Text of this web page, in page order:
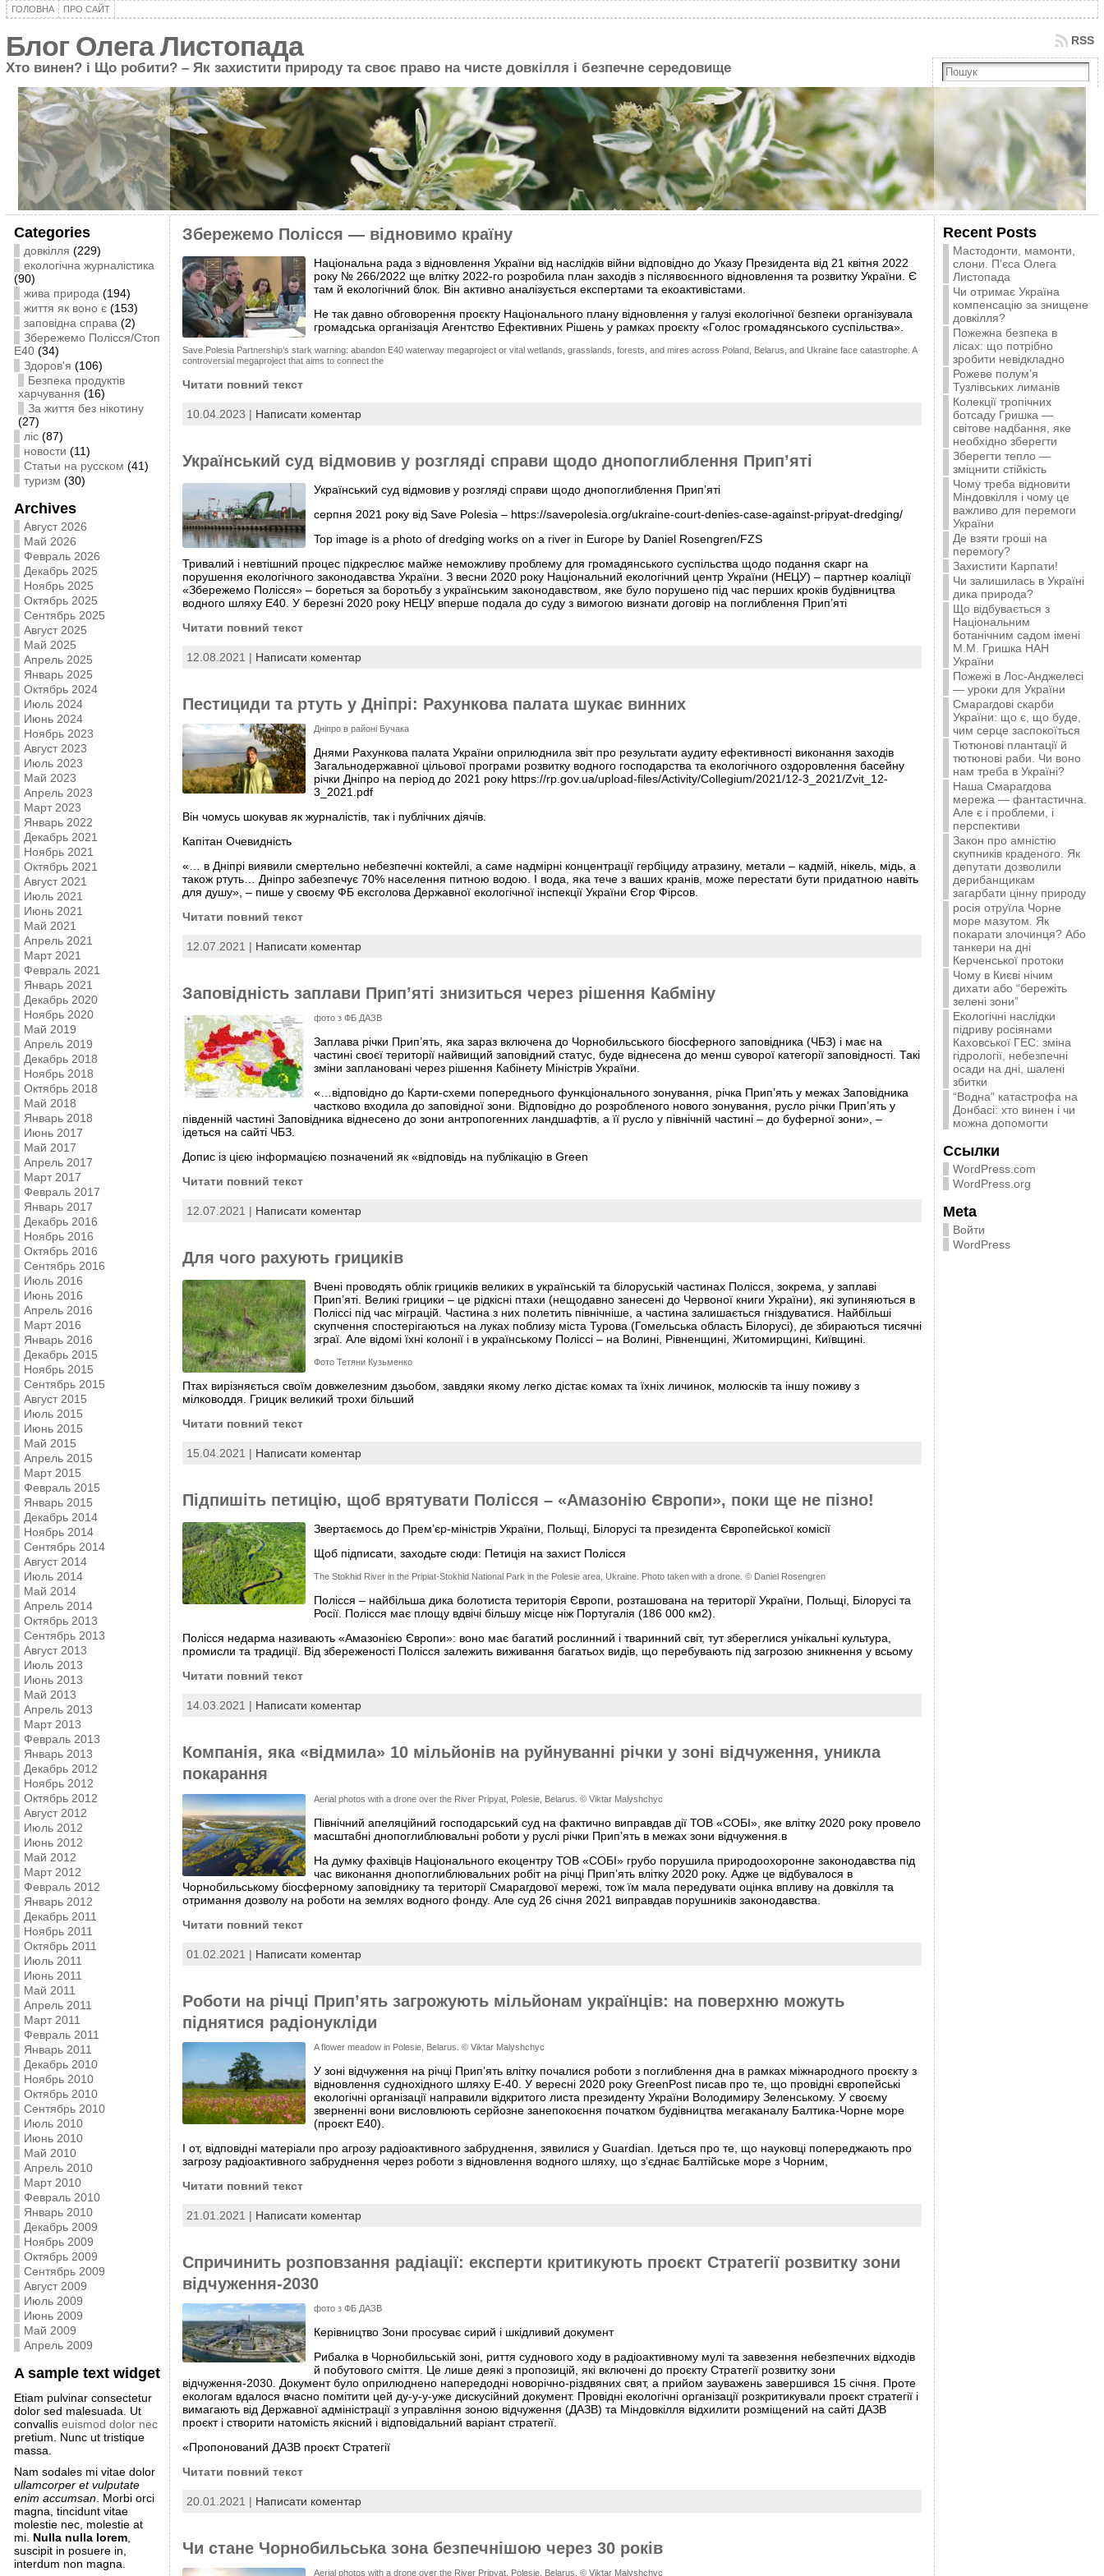
ГОЛОВНА ПРО САЙТ
Блог Олега Листопада
Хто винен? і Що робити? – Як захистити природу та своє право на чисте довкілля і безпечне середовище
RSS
Categories
довкілля (229)
екологічна журналістика
(90)
жива природа (194)
життя як воно є(153)
заповідна справа (2)
Збережемо Полісся/Стоп
Е40(34)
Здоров'я (106)
Безпека продуктів
харчування (16)
За життя без нікотину
(27)
ліс(87)
новости (11)
Статьи на русском (41)
туризм (30)
Archives
Август 2026
Май 2026
Февраль 2026
Декабрь 2025
Ноябрь 2025
Октябрь 2025
Сентябрь 2025
Август 2025
Май 2025
Апрель 2025
Январь 2025
Октябрь 2024
Июль 2024
Июнь 2024
Ноябрь 2023
Август 2023
Июль 2023
Май 2023
Апрель 2023
Март 2023
Январь 2022
Декабрь 2021
Ноябрь 2021
Октябрь 2021
Август 2021
Июль 2021
Июнь 2021
Май 2021
Апрель 2021
Март 2021
Февраль 2021
Январь 2021
Декабрь 2020
Ноябрь 2020
Май 2019
Апрель 2019
Декабрь 2018
Ноябрь 2018
Октябрь 2018
Май 2018
Январь 2018
Июнь 2017
Май 2017
Апрель 2017
Март 2017
Февраль 2017
Январь 2017
Декабрь 2016
Ноябрь 2016
Октябрь 2016
Сентябрь 2016
Июль 2016
Июнь 2016
Апрель 2016
Март 2016
Январь 2016
Декабрь 2015
Ноябрь 2015
Сентябрь 2015
Август 2015
Июль 2015
Июнь 2015
Май 2015
Апрель 2015
Март 2015
Февраль 2015
Январь 2015
Декабрь 2014
Ноябрь 2014
Сентябрь 2014
Август 2014
Июль 2014
Май 2014
Апрель 2014
Октябрь 2013
Сентябрь 2013
Август 2013
Июль 2013
Июнь 2013
Май 2013
Апрель 2013
Март 2013
Февраль 2013
Январь 2013
Декабрь 2012
Ноябрь 2012
Октябрь 2012
Август 2012
Июль 2012
Июнь 2012
Май 2012
Март 2012
Февраль 2012
Январь 2012
Декабрь 2011
Ноябрь 2011
Октябрь 2011
Июль 2011
Июнь 2011
Май 2011
Апрель 2011
Март 2011
Февраль 2011
Январь 2011
Декабрь 2010
Ноябрь 2010
Октябрь 2010
Сентябрь 2010
Июль 2010
Июнь 2010
Май 2010
Апрель 2010
Март 2010
Февраль 2010
Январь 2010
Декабрь 2009
Ноябрь 2009
Октябрь 2009
Сентябрь 2009
Август 2009
Июль 2009
Июнь 2009
Май 2009
Апрель 2009
A sample text widget
Etiam pulvinar consectetur
dolor sed malesuada. Ut
convallis euismod dolor nec
pretium. Nunc ut tristique
massa.
Nam sodales mi vitae dolor
ullamcorper et vulputate
enim accumsan. Morbi orci
magna, tincidunt vitae
molestie nec, molestie at
mi. Nulla nulla lorem,
suscipit in posuere in,
interdum non magna.
Збережемо Полісся — відновимо країну
Національна рада з відновлення України від наслідків війни відповідно до Указу Президента від 21 квітня 2022
року № 266/2022 ще влітку 2022-го розробила план заходів з післявоєнного відновлення та розвитку України. Є
там й екологічний блок. Він активно аналізується експертами та екоактивістами.
Не так давно обговорення проєкту Національного плану відновлення у галузі екологічної безпеки організувала
громадська організація Агентство Ефективних Рішень у рамках проєкту «Голос громадянського суспільства».
Save Polesia Partnership’s stark warning: abandon E40 waterway megaproject or vital wetlands, grasslands, forests, and mires across Poland, Belarus, and Ukraine face catastrophe. A
controversial megaproject that aims to connect the
Читати повний текст
10.04.2023 | Написати коментар
Український суд відмовив у розгляді справи щодо днопоглиблення Прип’яті
Український суд відмовив у розгляді справи щодо днопоглиблення Прип’яті
серпня 2021 року від Save Polesia – https://savepolesia.org/ukraine-court-denies-case-against-pripyat-dredging/
Top image is a photo of dredging works on a river in Europe by Daniel Rosengren/FZS
Тривалий і невтішний процес підкреслює майже неможливу проблему для громадянського суспільства щодо подання скарг на
порушення екологічного законодавства України. З весни 2020 року Національний екологічний центр України (НЕЦУ) – партнер коаліції
«Збережемо Полісся» – бореться за боротьбу з українським законодавством, яке було порушено під час перших кроків будівництва
водного шляху Е40. У березні 2020 року НЕЦУ вперше подала до суду з вимогою визнати договір на поглиблення Прип’яті
Читати повний текст
12.08.2021 | Написати коментар
Пестициди та ртуть у Дніпрі: Рахункова палата шукає винних
Дніпро в районі Бучака
Днями Рахункова палата України оприлюднила звіт про результати аудиту ефективності виконання заходів
Загальнодержавної цільової програми розвитку водного господарства та екологічного оздоровлення басейну
річки Дніпро на період до 2021 року https://rp.gov.ua/upload-files/Activity/Collegium/2021/12-3_2021/Zvit_12-
3_2021.pdf
Він чомусь шокував як журналістів, так і публічних діячів.
Капітан Очевидність
«… в Дніпрі виявили смертельно небезпечні коктейлі, а саме надмірні концентрації гербіциду атразину, метали – кадмій, нікель, мідь, а
також ртуть… Дніпро забезпечує 70% населення питною водою. І вода, яка тече з ваших кранів, може перестати бути придатною навіть
для душу», – пише у своєму ФБ ексголова Державної екологічної інспекції України Єгор Фірсов.
Читати повний текст
12.07.2021 | Написати коментар
Заповідність заплави Прип’яті знизиться через рішення Кабміну
фото з ФБ ДАЗВ
Заплава річки Прип’ять, яка зараз включена до Чорнобильського біосферного заповідника (ЧБЗ) і має на
частині своєї території найвищий заповідний статус, буде віднесена до менш суворої категорії заповідності. Такі
зміни заплановані через рішення Кабінету Міністрів України.
«…відповідно до Карти-схеми попереднього функціонального зонування, річка Прип’ять у межах Заповідника
частково входила до заповідної зони. Відповідно до розробленого нового зонування, русло річки Прип’ять у
південній частині Заповідника віднесено до зони антропогенних ландшафтів, а її русло у північній частині – до буферної зони», –
ідеться на сайті ЧБЗ.
Допис із цією інформацією позначений як «відповідь на публікацію в Green
Читати повний текст
12.07.2021 | Написати коментар
Для чого рахують грициків
Вчені проводять облік грициків великих в українській та білоруській частинах Полісся, зокрема, у заплаві
Прип’яті. Великі грицики – це рідкісні птахи (нещодавно занесені до Червоної книги України), які зупиняються в
Поліссі під час міграцій. Частина з них полетить північніше, а частина залишається гніздуватися. Найбільші
скупчення спостерігаються на луках поблизу міста Турова (Гомельська область Білорусі), де збираються тисячні
зграї. Але відомі їхні колонії і в українському Поліссі – на Волині, Рівненщині, Житомирщині, Київщині.
Фото Тетяни Кузьменко
Птах вирізняється своїм довжелезним дзьобом, завдяки якому легко дістає комах та їхніх личинок, молюсків та іншу поживу з
мілководдя. Грицик великий трохи більший
Читати повний текст
15.04.2021 | Написати коментар
Підпишіть петицію, щоб врятувати Полісся – «Амазонію Європи», поки ще не пізно!
Звертаємось до Прем’єр-міністрів України, Польщі, Білорусі та президента Європейської комісії
Щоб підписати, заходьте сюди: Петиція на захист Полісся
The Stokhid River in the Pripiat-Stokhid National Park in the Polesie area, Ukraine. Photo taken with a drone. © Daniel Rosengren
Полісся ­– найбільша дика болотиста територія Європи, розташована на території України, Польщі, Білорусі та
Росії. Полісся має площу вдвічі більшу місце ніж Португалія (186 000 км2).
Полісся недарма називають «Амазонією Європи»: воно має багатий рослинний і тваринний світ, тут збереглися унікальні культура,
промисли та традиції. Від збереженості Полісся залежить виживання багатьох видів, що перебувають під загрозою зникнення у всьому
Читати повний текст
14.03.2021 | Написати коментар
Компанія, яка «відмила» 10 мільйонів на руйнуванні річки у зоні відчуження, уникла
покарання
Aerial photos with a drone over the River Pripyat, Polesie, Belarus. © Viktar Malyshchyc
Північний апеляційний господарський суд на фактично виправдав дії ТОВ «СОБІ», яке влітку 2020 року провело
масштабні днопоглиблювальні роботи у руслі річки Прип’ять в межах зони відчуження.в
На думку фахівців Національного екоцентру ТОВ «СОБІ» грубо порушила природоохоронне законодавства під
час виконання днопоглиблювальних робіт на річці Прип’ять влітку 2020 року. Адже це відбувалося в
Чорнобильському біосферному заповіднику та території Смарагдової мережі, тож їм мала передувати оцінка впливу на довкілля та
отримання дозволу на роботи на землях водного фонду. Але суд 26 січня 2021 виправдав порушників законодавства.
Читати повний текст
01.02.2021 | Написати коментар
Роботи на річці Прип’ять загрожують мільйонам українців: на поверхню можуть
піднятися радіонукліди
A flower meadow in Polesie, Belarus. © Viktar Malyshchyc
У зоні відчуження на річці Прип’ять влітку почалися роботи з поглиблення дна в рамках міжнародного проєкту з
відновлення суднохідного шляху E-40. У вересні 2020 року GreenPost писав про те, що провідні європейські
екологічні організації направили відкритого листа президенту України Володимиру Зеленському. У своєму
зверненні вони висловлюють серйозне занепокоєння початком будівництва мегаканалу Балтика-Чорне море
(проєкт Е40).
І от, відповідні матеріали про агрозу радіоактивного забруднення, зявилися у Guardian. Ідеться про те, що науковці попереджають про
загрозу радіоактивного забруднення через роботи з відновлення водного шляху, що з’єднає Балтійське море з Чорним,
Читати повний текст
21.01.2021 | Написати коментар
Спричинить розповзання радіації: експерти критикують проєкт Стратегії розвитку зони
відчуження-2030
фото з ФБ ДАЗВ
Керівництво Зони просуває сирий і шкідливий документ
Рибалка в Чорнобильській зоні, риття суднового ходу в радіоактивному мулі та завезення небезпечних відходів
й побутового сміття. Це лише деякі з пропозицій, які включені до проєкту Стратегії розвитку зони
відчуження-2030. Документ було оприлюднено напередодні новорічно-різдвяних свят, а прийом зауважень завершився 15 січня. Проте
екологам вдалося вчасно помітити цей ду-у-у-уже дискусійний документ. Провідні екологічні організації розкритикували проєкт стратегії і
вимагають від Державної адміністрації з управління зоною відчуження (ДАЗВ) та Міндовкілля відхилити розміщений на сайті ДАЗВ
проєкт і створити натомість якісний і відповідальний варіант стратегії.
«Пропонований ДАЗВ проєкт Стратегії
Читати повний текст
20.01.2021 | Написати коментар
Чи стане Чорнобильська зона безпечнішою через 30 років
Aerial photos with a drone over the River Pripyat, Polesie, Belarus. © Viktar Malyshchyc
Recent Posts
Мастодонти, мамонти,
слони. П’єса Олега
Листопада
Чи отримає Україна
компенсацію за знищене
довкілля?
Пожежна безпека в
лісах: що потрібно
зробити невідкладно
Рожеве полум’я
Тузлівських лиманів
Колекції тропічних
ботсаду Гришка —
світове надбання, яке
необхідно зберегти
Зберегти тепло —
зміцнити стійкість
Чому треба відновити
Міндовкілля і чому це
важливо для перемоги
України
Де взяти гроші на
перемогу?
Захистити Карпати!
Чи залишилась в Україні
дика природа?
Що відбувається з
Національним
ботанічним садом імені
М.М. Гришка НАН
України
Пожежі в Лос-Анджелесі
— уроки для України
Смарагдові скарби
України: що є, що буде,
чим серце заспокоїться
Тютюнові плантації й
тютюнові раби. Чи воно
нам треба в Україні?
Наша Смарагдова
мережа — фантастична.
Але є і проблеми, і
перспективи
Закон про амністію
скупників краденого. Як
депутати дозволили
дерибанщикам
загарбати цінну природу
росія отруїла Чорне
море мазутом. Як
покарати злочинця? Або
танкери на дні
Керченської протоки
Чому в Києві нічим
дихати або “бережіть
зелені зони”
Екологічні наслідки
підриву росіянами
Каховської ГЕС: зміна
гідрології, небезпечні
осади на дні, шалені
збитки
“Водна” катастрофа на
Донбасі: хто винен і чи
можна допомогти
Ссылки
WordPress.com
WordPress.org
Meta
Войти
WordPress